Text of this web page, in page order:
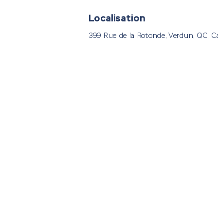
Localisation
399 Rue de la Rotonde, Verdun, QC,